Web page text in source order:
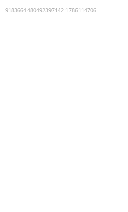
9183664480492397142:1786114706